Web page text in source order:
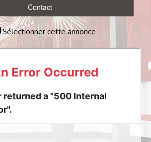
Contact
Sélectionner cette annonce